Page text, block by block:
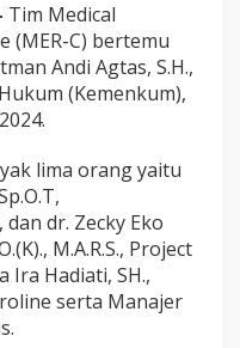
Tim Medical
(MER-C) bertemu
Andi Agtas, S.H.,
(Kemenkum),
lima orang yaitu
dan dr. Zecky Eko
M.A.R.S., Project
Ira Hadiati, SH.,
serta Manajer